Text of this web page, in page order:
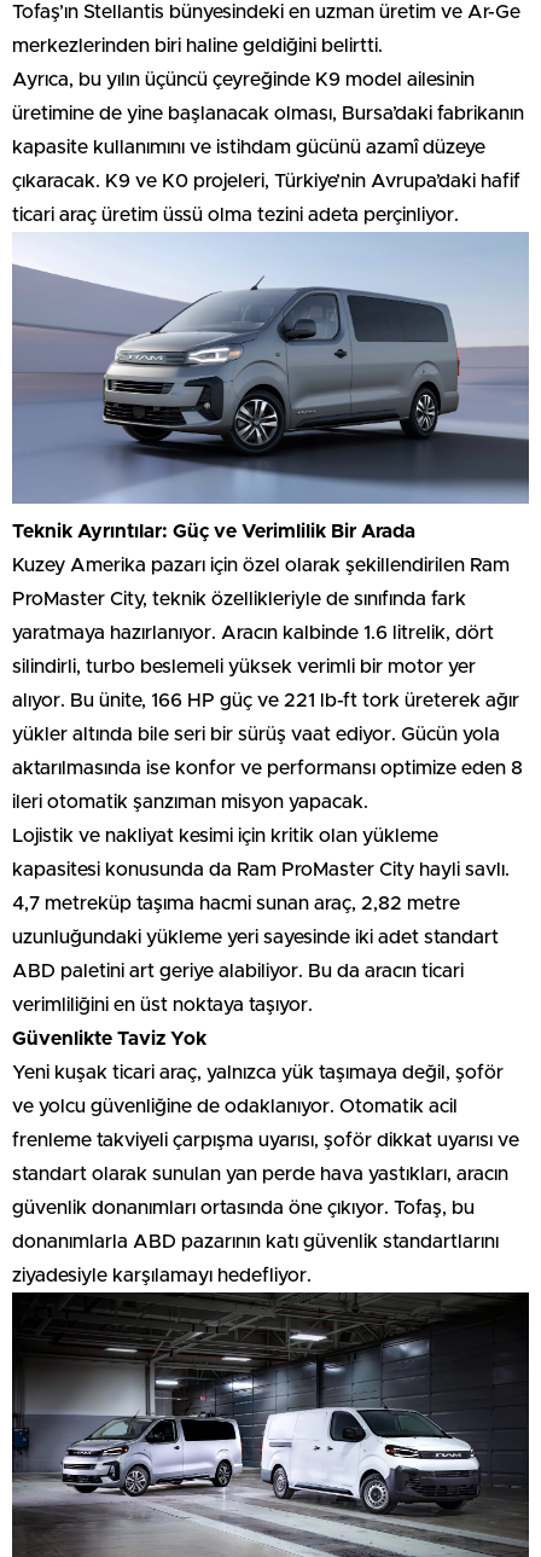
Tofaş’ın Stellantis bünyesindeki en uzman üretim ve Ar-Ge
merkezlerinden biri haline geldiğini belirtti.
Ayrıca, bu yılın üçüncü çeyreğinde K9 model ailesinin
üretimine de yine başlanacak olması, Bursa’daki fabrikanın
kapasite kullanımını ve istihdam gücünü azamî düzeye
çıkaracak. K9 ve K0 projeleri, Türkiye’nin Avrupa’daki hafif
ticari araç üretim üssü olma tezini adeta perçinliyor.
Teknik Ayrıntılar: Güç ve Verimlilik Bir Arada
Kuzey Amerika pazarı için özel olarak şekillendirilen Ram
ProMaster City, teknik özellikleriyle de sınıfında fark
yaratmaya hazırlanıyor. Aracın kalbinde 1.6 litrelik, dört
silindirli, turbo beslemeli yüksek verimli bir motor yer
alıyor. Bu ünite, 166 HP güç ve 221 lb-ft tork üreterek ağır
yükler altında bile seri bir sürüş vaat ediyor. Gücün yola
aktarılmasında ise konfor ve performansı optimize eden 8
ileri otomatik şanzıman misyon yapacak.
Lojistik ve nakliyat kesimi için kritik olan yükleme
kapasitesi konusunda da Ram ProMaster City hayli savlı.
4,7 metreküp taşıma hacmi sunan araç, 2,82 metre
uzunluğundaki yükleme yeri sayesinde iki adet standart
ABD paletini art geriye alabiliyor. Bu da aracın ticari
verimliliğini en üst noktaya taşıyor.
Güvenlikte Taviz Yok
Yeni kuşak ticari araç, yalnızca yük taşımaya değil, şoför
ve yolcu güvenliğine de odaklanıyor. Otomatik acil
frenleme takviyeli çarpışma uyarısı, şoför dikkat uyarısı ve
standart olarak sunulan yan perde hava yastıkları, aracın
güvenlik donanımları ortasında öne çıkıyor. Tofaş, bu
donanımlarla ABD pazarının katı güvenlik standartlarını
ziyadesiyle karşılamayı hedefliyor.